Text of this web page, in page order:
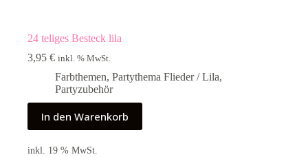
24 teliges Besteck lila
3,95 € inkl. % MwSt.
Farbthemen, Partythema Flieder / Lila,
Partyzubehör
In den Warenkorb
inkl. 19 % MwSt.